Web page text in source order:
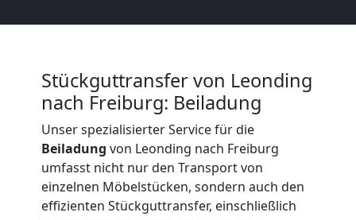
Stückguttransfer von Leonding
nach Freiburg: Beiladung
Unser spezialisierter Service für die
Beiladung von Leonding nach Freiburg
umfasst nicht nur den Transport von
einzelnen Möbelstücken, sondern auch den
effizienten Stückguttransfer, einschließlich
Beiladung
National
Beiladung
International